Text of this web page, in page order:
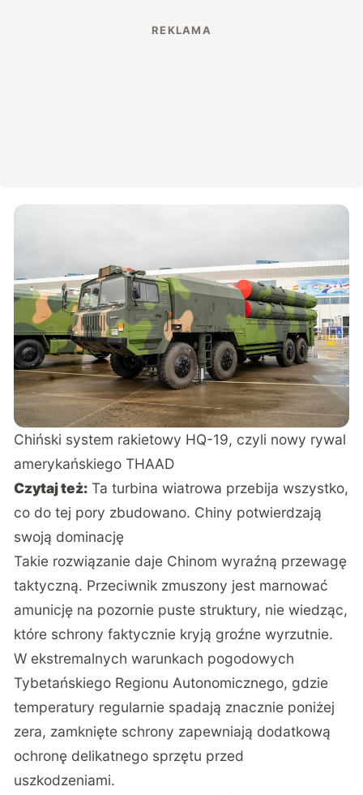
Chiński system rakietowy HQ-19, czyli nowy rywal
amerykańskiego THAAD
Czytaj też: Ta turbina wiatrowa przebija wszystko,
co do tej pory zbudowano. Chiny potwierdzają
swoją dominację
Takie rozwiązanie daje Chinom wyraźną przewagę
taktyczną. Przeciwnik zmuszony jest marnować
amunicję na pozornie puste struktury, nie wiedząc,
które schrony faktycznie kryją groźne wyrzutnie.
W ekstremalnych warunkach pogodowych
Tybetańskiego Regionu Autonomicznego, gdzie
temperatury regularnie spadają znacznie poniżej
zera, zamknięte schrony zapewniają dodatkową
ochronę delikatnego sprzętu przed
uszkodzeniami.